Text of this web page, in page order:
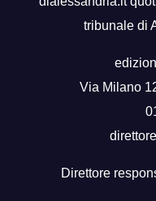
tribunale di
Via Milano
Direttore